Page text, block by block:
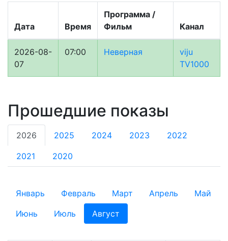
Дата Время
Программа /
Фильм
Канал
2026-08-
07
07:00 Неверная
viju
TV1000
Прошедшие показы
2026 2025 2024 2023 2022
2021 2020
Январь Февраль Март Апрель
Май
Июнь
Июль Август